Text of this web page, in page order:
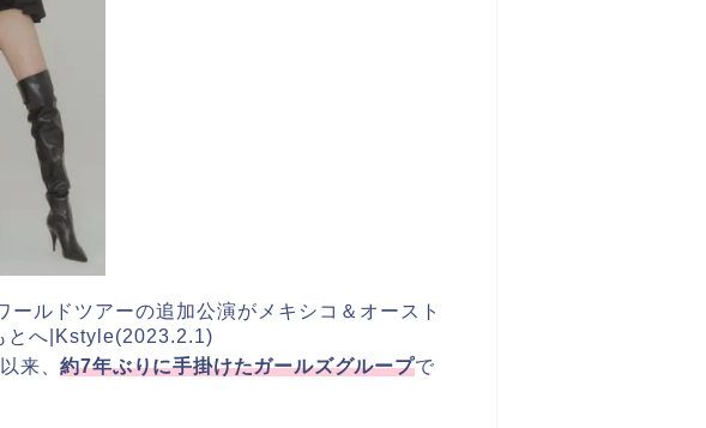
ルドツアーの追加公演がメキシコ＆オースト
とへ|Kstyle(2023.2.1)
以来、約7年ぶりに手掛けたガールズグループで